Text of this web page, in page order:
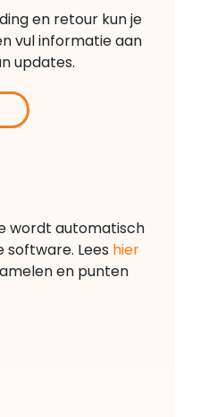
en retour kun je
vul informatie aan
updates.
wordt automatisch
Lees hier
en punten